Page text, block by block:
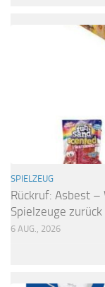
SPIELZEUG
Rückruf: Asbest
Spielzeuge zurück
6 AUG., 2026